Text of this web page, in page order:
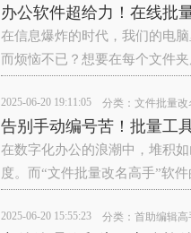
办公软件超给力！在线批
在信息爆炸的时代，我们的电
而烦恼不已？想要在每个文件
2025-06-20 19:11:05 分类： 文件批量改
告别手动编号苦！批量工
在数字化办公的浪潮中，堆积
度。而“文件批量改名高手”软
2025-06-20 15:55:23 分类： 首助编辑高